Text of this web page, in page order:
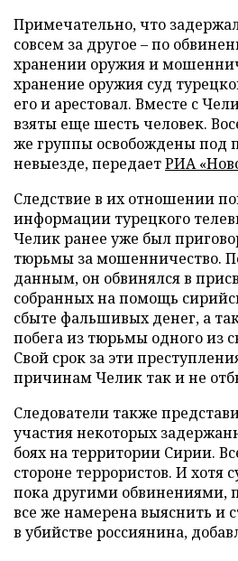
Примечательно, что
совсем за другое – по
хранении оружия и
хранение оружия суд
его и арестовал. Вместе с
взяты еще шесть человек.
же группы освобождены под
невыезде, передаетРИА
Следствие в их отношении
информации турецкого
Челик ранее уже был
тюрьмы за мошенничество.
данным, он обвинялся в
собранных на помощь
сбыте фальшивых денег, а
побега из тюрьмы одного из
Свой срок за эти
причинам Челик так и не
Следователи также
участия некоторых
боях на территории Сирии.
стороне террористов. И хотя
пока другими обвинениями,
все же намерена выяснить и
в убийстве россиянина,